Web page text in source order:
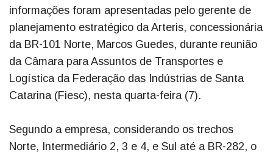
informações foram apresentadas pelo gerente de
planejamento estratégico da Arteris, concessionária
da BR-101 Norte, Marcos Guedes, durante reunião
da Câmara para Assuntos de Transportes e
Logística da Federação das Indústrias de Santa
Catarina (Fiesc), nesta quarta-feira (7).
Segundo a empresa, considerando os trechos
Norte, Intermediário 2, 3 e 4, e Sul até a BR-282, o